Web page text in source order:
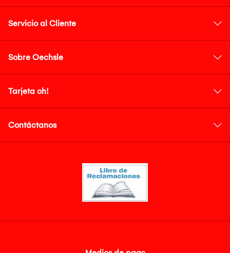
Servicio al Cliente
Sobre Oechsle
Tarjeta oh!
Contáctanos